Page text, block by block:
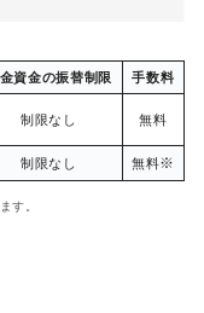
資金の振替制限 手数料
制限なし 無料
制限なし 無料※
す。